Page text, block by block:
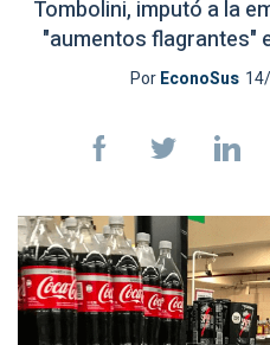
Tombolini, imputó a la
"aumentos flagrantes"
PorEconoSus